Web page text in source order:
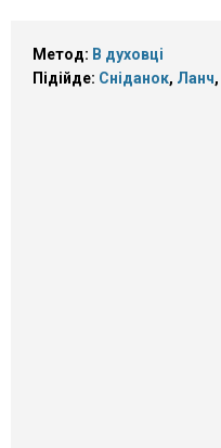
Метод: В духовці
Підійде: Сніданок, Ланч,